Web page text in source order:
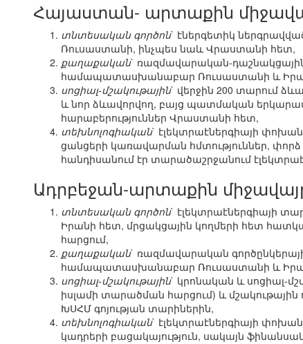
Հայաստան- արտաքին
տնտեսական գործոն` էներգետիկ
Ռուսաստանի, ինչպես նաև Վրաստանի հետ,
քաղաքական` ռազմավարական-
համապատասխանաբար Ռուսաստանի և
սոցիալ-մշակութային` վերջին 200 տարում
և նոր ձևավորվող, բայց պատմական
հարաբերություններ Վրաստանի հետ,
տեխնոլոգիական` էլեկտրաէներգիայի
ցանցերի կառավարման հմտություններ,
հանդիսանում էր տարածաշրջանում
Ադրբեջան-արտաքին
տնտեսական գործոն` էլեկտրաէներգիայի
Իրանի հետ, մրցակցային կողմերի հետ
հարցում,
քաղաքական` ռազմավարական
համապատասխանաբար Ռուսաստանի և
սոցիալ-մշակութային` կրոնական և սոցիալ-
իսլամի տարածման հարցում) և
ԽՍՀՄ գոյության տարիներին,
տեխնոլոգիական` էլեկտրաէներգիայի
կադրերի բացակայություն, սակայն